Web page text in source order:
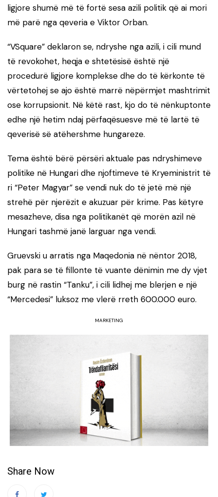
ligjore shumë më të fortë sesa azili politik që ai mori
më parë nga qeveria e Viktor Orban.
“VSquare” deklaron se, ndryshe nga azili, i cili mund
të revokohet, heqja e shtetësisë është një
procedurë ligjore komplekse dhe do të kërkonte të
vërtetohej se ajo është marrë nëpërmjet mashtrimit
ose korrupsionit. Në këtë rast, kjo do të nënkuptonte
edhe një hetim ndaj përfaqësuesve më të lartë të
qeverisë së atëhershme hungareze.
Tema është bërë përsëri aktuale pas ndryshimeve
politike në Hungari dhe njoftimeve të Kryeministrit të
ri “Peter Magyar” se vendi nuk do të jetë më një
strehë për njerëzit e akuzuar për krime. Pas këtyre
mesazheve, disa nga politikanët që morën azil në
Hungari tashmë janë larguar nga vendi.
Gruevski u arratis nga Maqedonia në nëntor 2018,
pak para se të fillonte të vuante dënimin me dy vjet
burg në rastin “Tanku”, i cili lidhej me blerjen e një
“Mercedesi” luksoz me vlerë rreth 600.000 euro.
MARKETING
Share Now